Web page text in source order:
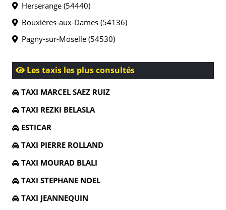
Herserange (54440)
Bouxières-aux-Dames (54136)
Pagny-sur-Moselle (54530)
Les taxis les plus consultés
TAXI MARCEL SAEZ RUIZ
TAXI REZKI BELASLA
ESTICAR
TAXI PIERRE ROLLAND
TAXI MOURAD BLALI
TAXI STEPHANE NOEL
TAXI JEANNEQUIN